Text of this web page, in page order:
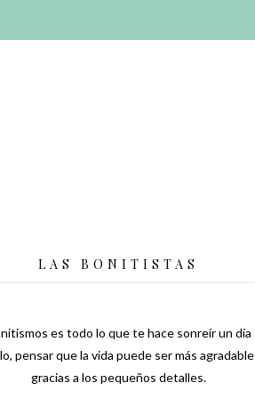
LAS BONITISTAS
es todo lo que te hace sonreír un día
pensar que la vida puede ser más agradable
gracias a los pequeños detalles.